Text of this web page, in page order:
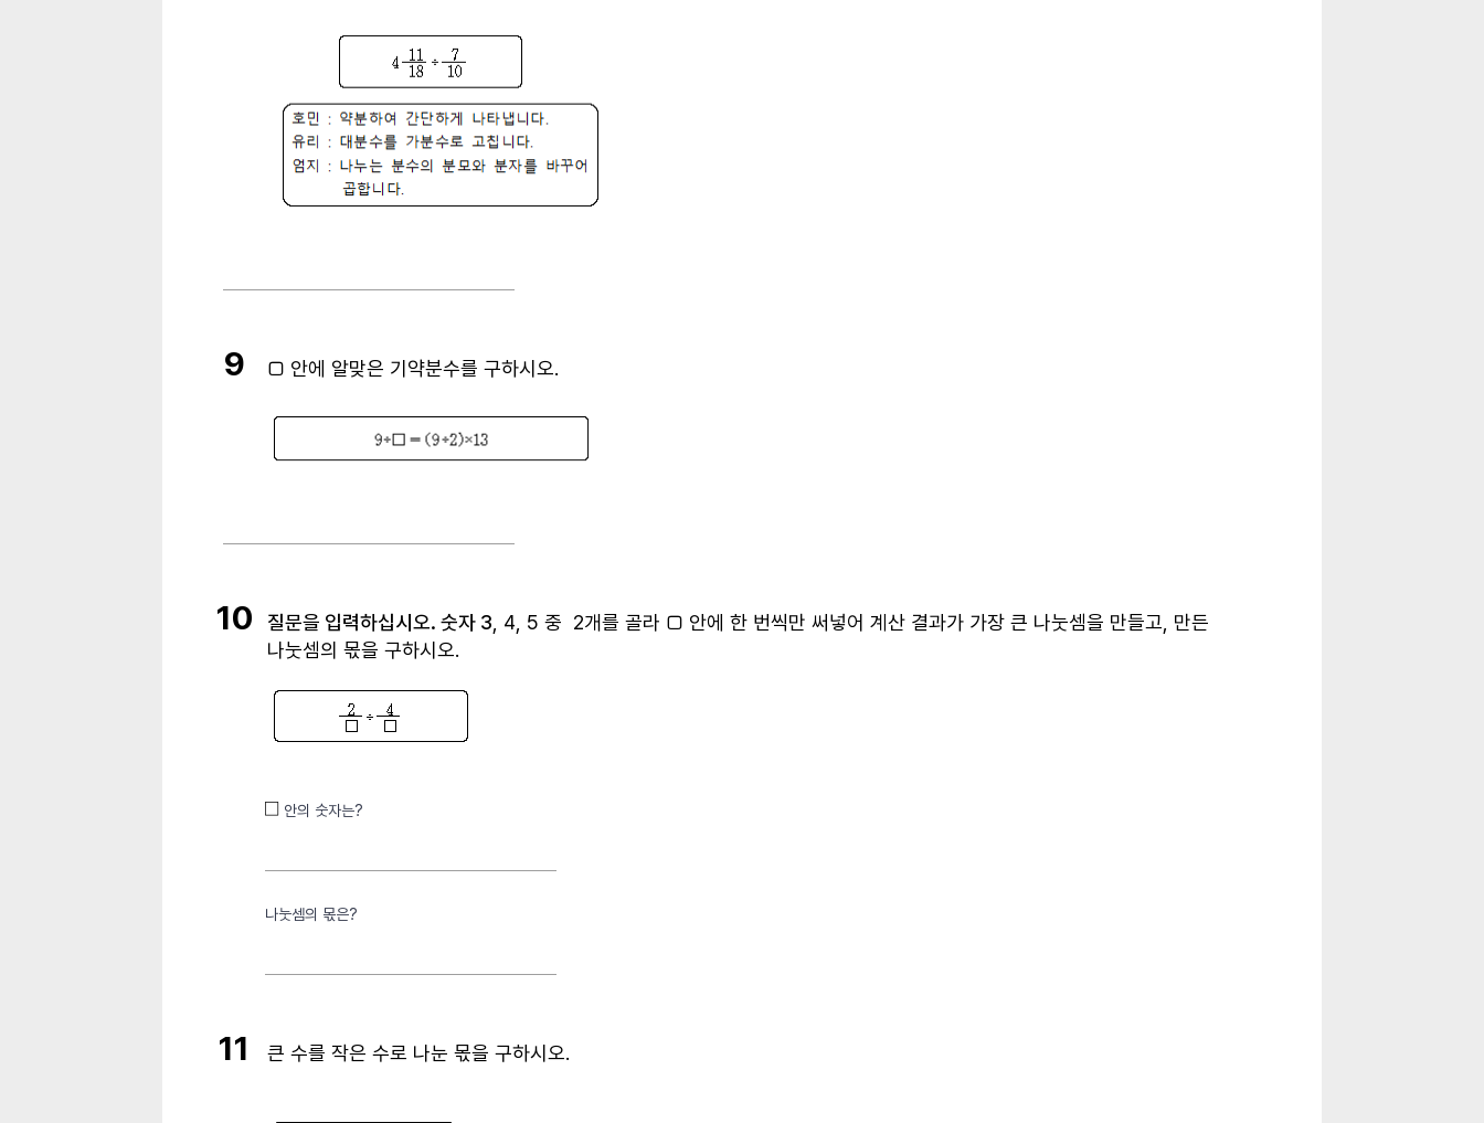
9 □ 안에 알맞은 기약분수를 구하시오.
10 질문을 입력하십시오. 숫자 3 , 4 , 5 중 2개를 골라 □ 안에 한 번씩만 써넣어 계산 결과가 가장 큰 나눗셈을 만들고 만든
나눗셈의 몫을 구하시오.
안의 숫자는?
나눗셈의 몫은?
11 큰 수를 작은 수로 나눈 몫을 구하시오.